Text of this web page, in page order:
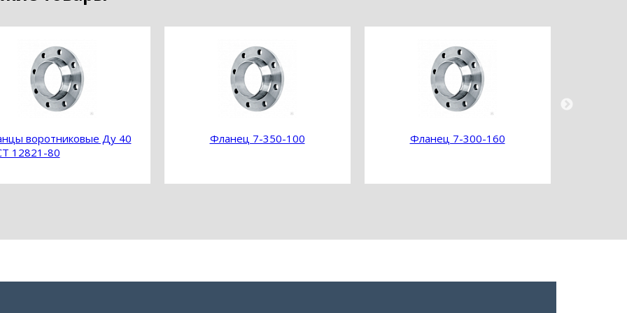
воротниковые Ду 40
12821-80
Фланец 7-350-100 Фланец 7-300-160